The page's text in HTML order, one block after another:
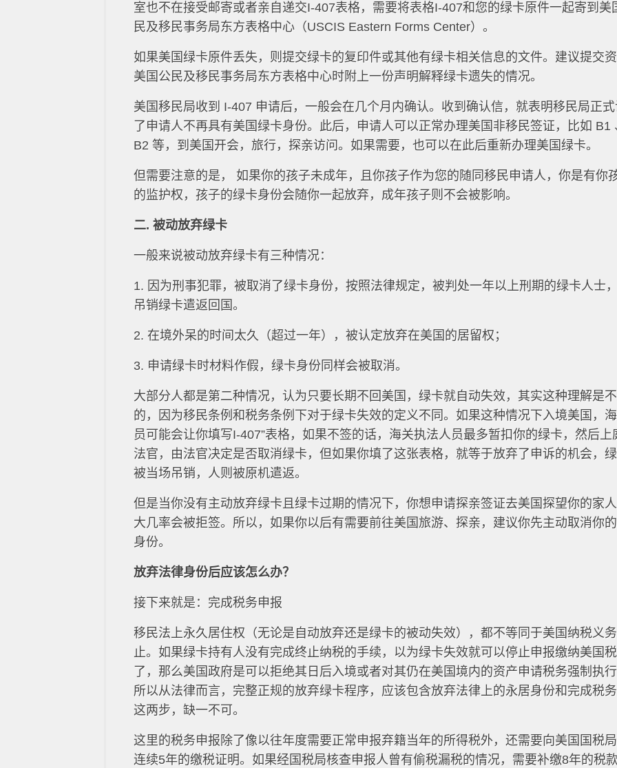
室也不在接受邮寄或者亲自递交I-407表格，需要将表格I-407和您的绿卡原件一起寄到美
民及移民事务局东方表格中心（USCIS Eastern Forms Center）。
如果美国绿卡原件丢失，则提交绿卡的复印件或其他有绿卡相关信息的文件。建议提交
美国公民及移民事务局东方表格中心时附上一份声明解释绿卡遗失的情况。
美国移民局收到 I-407 申请后，一般会在几个月内确认。收到确认信，就表明移民局正式
了申请人不再具有美国绿卡身份。此后，申请人可以正常办理美国非移民签证，比如 B1
B2 等，到美国开会，旅行，探亲访问。如果需要，也可以在此后重新办理美国绿卡。
但需要注意的是， 如果你的孩子未成年，且你孩子作为您的随同移民申请人，你是有你
的监护权，孩子的绿卡身份会随你一起放弃，成年孩子则不会被影响。
二. 被动放弃绿卡
一般来说被动放弃绿卡有三种情况：
1. 因为刑事犯罪，被取消了绿卡身份，按照法律规定，被判处一年以上刑期的绿卡人士
吊销绿卡遣返回国。
2. 在境外呆的时间太久（超过一年），被认定放弃在美国的居留权；
3. 申请绿卡时材料作假，绿卡身份同样会被取消。
大部分人都是第二种情况，认为只要长期不回美国，绿卡就自动失效，其实这种理解是
的，因为移民条例和税务条例下对于绿卡失效的定义不同。如果这种情况下入境美国，
员可能会让你填写I-407”表格，如果不签的话，海关执法人员最多暂扣你的绿卡，然后上
法官，由法官决定是否取消绿卡，但如果你填了这张表格，就等于放弃了申诉的机会，
被当场吊销，人则被原机遣返。
但是当你没有主动放弃绿卡且绿卡过期的情况下，你想申请探亲签证去美国探望你的家
大几率会被拒签。所以，如果你以后有需要前往美国旅游、探亲，建议你先主动取消你
身份。
放弃法律身份后应该怎么办？
接下来就是：完成税务申报
移民法上永久居住权（无论是自动放弃还是绿卡的被动失效），都不等同于美国纳税义
止。如果绿卡持有人没有完成终止纳税的手续，以为绿卡失效就可以停止申报缴纳美国
了，那么美国政府是可以拒绝其日后入境或者对其仍在美国境内的资产申请税务强制执行
所以从法律而言，完整正规的放弃绿卡程序，应该包含放弃法律上的永居身份和完成税
这两步，缺一不可。
这里的税务申报除了像以往年度需要正常申报弃籍当年的所得税外，还需要向美国国税
连续5年的缴税证明。如果经国税局核查申报人曾有偷税漏税的情况，需要补缴8年的税